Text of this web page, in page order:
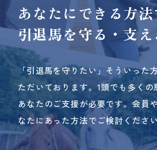
あなたにできる方
引退馬を守る・支え
「引退馬を守りたい」そういった
ただいております。 1頭でも多く
あなたのご支援が必要です。 会員
なたにあった方法でご検討くださ